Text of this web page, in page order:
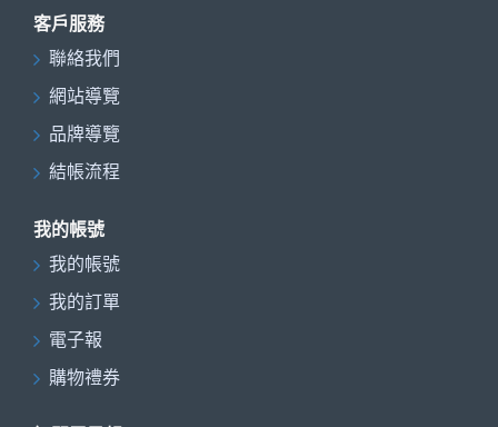
客戶服務
聯絡我們
網站導覽
品牌導覽
結帳流程
我的帳號
我的帳號
我的訂單
電子報
購物禮券